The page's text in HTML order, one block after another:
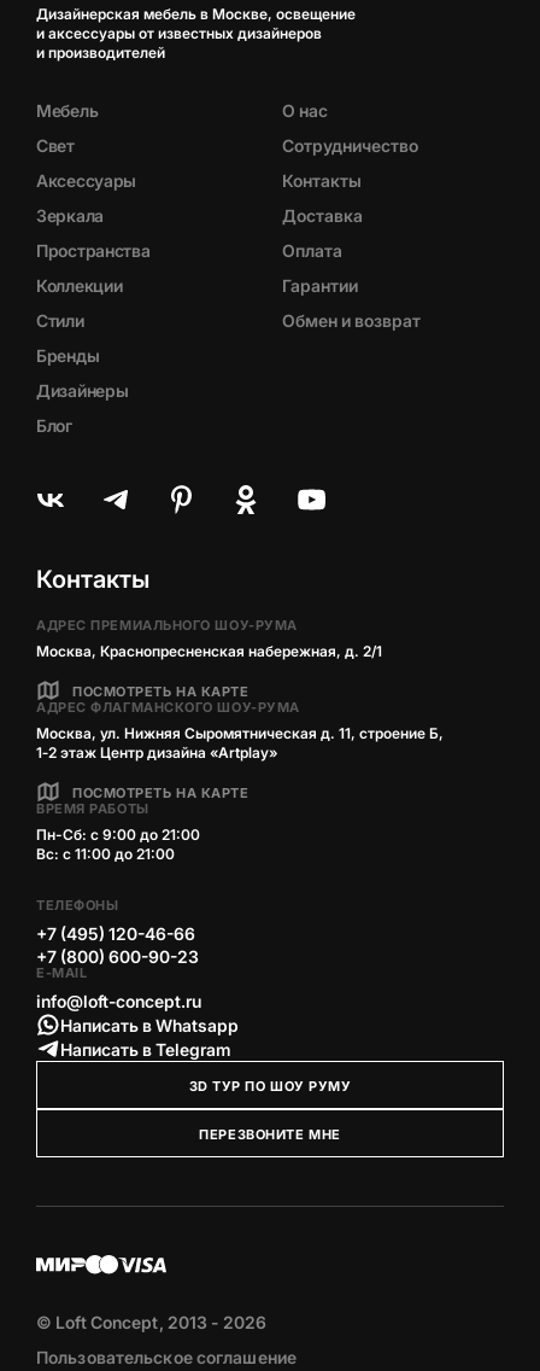
Дизайнерская мебель в Москве, освещение
и аксессуары от известных дизайнеров
и производителей
Мебель
Свет
Аксессуары
Зеркала
Пространства
Коллекции
Стили
Бренды
Дизайнеры
Блог
О нас
Сотрудничество
Контакты
Доставка
Оплата
Гарантии
Обмен и возврат
Контакты
АДРЕС ПРЕМИАЛЬНОГО ШОУ-РУМА
Москва, Краснопресненская набережная, д. 2/1
ПОСМОТРЕТЬ НА КАРТЕ
АДРЕС ФЛАГМАНСКОГО ШОУ-РУМА
Москва, ул. Нижняя Сыромятническая д. 11, строение Б,
1‑2 этаж Центр дизайна «Artplay»
ПОСМОТРЕТЬ НА КАРТЕ
ВРЕМЯ РАБОТЫ
Пн-Сб: с 9:00 до 21:00
Вс: с 11:00 до 21:00
ТЕЛЕФОНЫ
+7 (495) 120-46-66
+7 (800) 600-90-23
E-MAIL
info@loft-concept.ru
Написать в Whatsapp
Написать в Telegram
3D ТУР ПО ШОУ РУМУ
ПЕРЕЗВОНИТЕ МНЕ
© Loft Concept, 2013 - 2026
Пользовательское соглашение